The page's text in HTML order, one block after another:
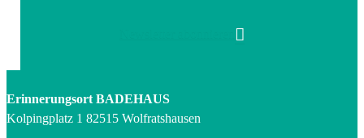
Erinnerungsort BADEHAUS
Kolpingplatz 1 82515 Wolfratshausen